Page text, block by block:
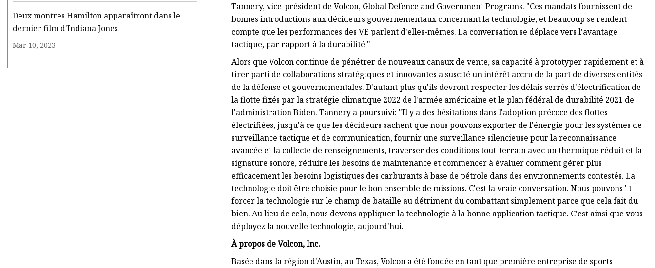
Deux montres Hamilton apparaîtront dans le
dernier film d'Indiana Jones
Mar 10, 2023
Tannery, vice-président de Volcon, Global Defence and Government Programs. "Ces mandats fournissent de
bonnes introductions aux décideurs gouvernementaux concernant la technologie, et beaucoup se rendent
compte que les performances des VE parlent d'elles-mêmes. La conversation se déplace vers l'avantage
tactique, par rapport à la durabilité."
Alors que Volcon continue de pénétrer de nouveaux canaux de vente, sa capacité à prototyper rapidement et à
tirer parti de collaborations stratégiques et innovantes a suscité un intérêt accru de la part de diverses entités
de la défense et gouvernementales. D'autant plus qu'ils devront respecter les délais serrés d'électrification de
la flotte fixés par la stratégie climatique 2022 de l'armée américaine et le plan fédéral de durabilité 2021 de
l'administration Biden. Tannery a poursuivi: "Il y a des hésitations dans l'adoption précoce des flottes
électrifiées, jusqu'à ce que les décideurs sachent que nous pouvons exporter de l'énergie pour les systèmes de
surveillance tactique et de communication, fournir une surveillance silencieuse pour la reconnaissance
avancée et la collecte de renseignements, traverser des conditions tout-terrain avec un thermique réduit et la
signature sonore, réduire les besoins de maintenance et commencer à évaluer comment gérer plus
efficacement les besoins logistiques des carburants à base de pétrole dans des environnements contestés. La
technologie doit être choisie pour le bon ensemble de missions. C'est la vraie conversation. Nous pouvons ' t
forcer la technologie sur le champ de bataille au détriment du combattant simplement parce que cela fait du
bien. Au lieu de cela, nous devons appliquer la technologie à la bonne application tactique. C'est ainsi que vous
déployez la nouvelle technologie, aujourd'hui.
À propos de Volcon, Inc.
Basée dans la région d'Austin, au Texas, Volcon a été fondée en tant que première entreprise de sports